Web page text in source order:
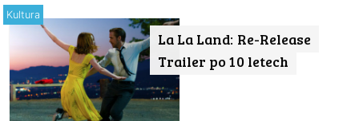
La La Land: Re-Release
Trailer po 10 letech
Kultura